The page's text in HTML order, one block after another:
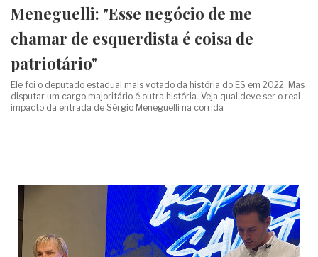
Meneguelli: "Esse negócio de me
chamar de esquerdista é coisa de
patriotário"
Ele foi o deputado estadual mais votado da história do ES em 2022. Mas
disputar um cargo majoritário é outra história. Veja qual deve ser o real
impacto da entrada de Sérgio Meneguelli na corrida